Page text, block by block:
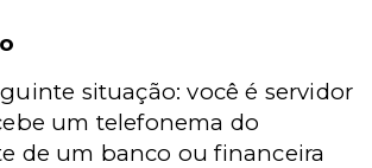
situação: você é servidor
um telefonema do
de um banco ou financeira